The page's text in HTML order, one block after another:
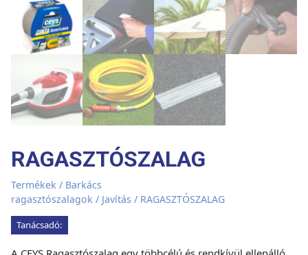
RAGASZTÓSZALAG
Termékek / Barkács
ragasztószalagok / Javítás / RAGASZTÓSZALAG
Tanácsadó: